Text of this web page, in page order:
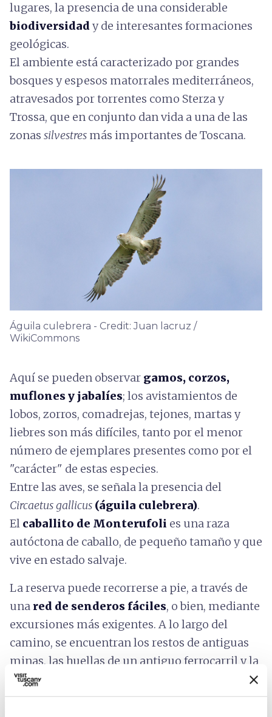
lugares, la presencia de una considerable
biodiversidady de interesantes formaciones
geológicas.
El ambiente está caracterizado por grandes
bosques y espesos matorrales mediterráneos,
atravesados por torrentes como Sterza y
Trossa, que en conjunto dan vida a una de las
zonas silvestres más importantes de Toscana.
Águila culebrera - Credit: Juan lacruz /
WikiCommons
Aquí se pueden observar gamos, corzos,
muflones y jabalíes; los avistamientos de
lobos, zorros, comadrejas, tejones, martas y
liebres son más difíciles, tanto por el menor
número de ejemplares presentes como por el
"carácter" de estas especies.
Entre las aves, se señala la presencia del
Circaetus gallicus (águila culebrera).
El caballito de Monterufoli es una raza
autóctona de caballo, de pequeño tamaño y que
vive en estado salvaje.
La reserva puede recorrerse a pie, a través de
una red de senderos fáciles, o bien, mediante
excursiones más exigentes. A lo largo del
camino, se encuentran los restos de antiguas
minas, las huellas de un antiguo ferrocarril y la
Cascada de Sterza
continúa creando pequeñas piscinas naturales.